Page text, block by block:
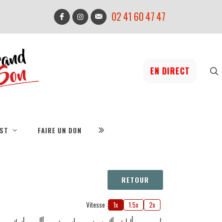
02 41 60 47 47
EN DIRECT
FAIRE UN DON
RETOUR
Vitesse : 1x 1.5x 2x